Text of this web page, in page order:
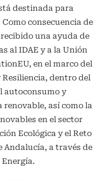
destinada para
consecuencia de
una ayuda de
al IDAE y a la Unión
en el marco del
dentro del
autoconsumo y
renovable, así como la
en el sector
Ecológica y el Reto
Andalucía, a través de
Energía.